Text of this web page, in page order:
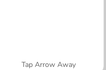
Tap Arrow Away